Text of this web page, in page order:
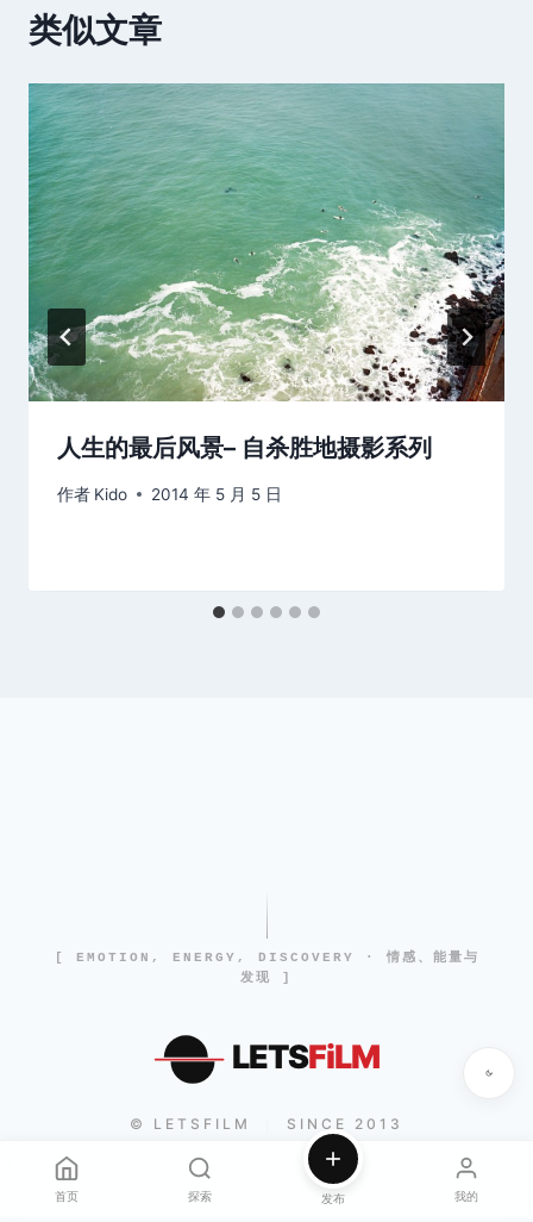
类似文章
人生的最后风景– 自杀胜地摄影系列
作者 Kido 2014 年 5 月 5 日
[ EMOTION, ENERGY, DISCOVERY · 情感、能量与
发现 ]
LETSFiLM
© LETSFILM SINCE 2013
首页 探索 发布 我的